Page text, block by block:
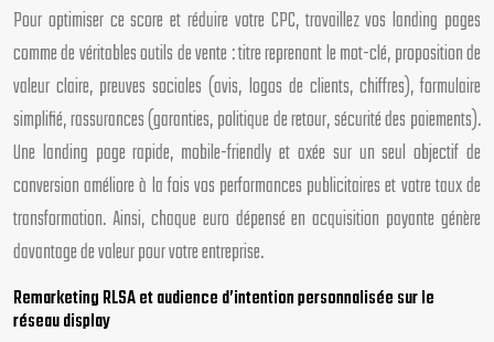
Pour optimiser ce score et réduire votre CPC, travaillez vos landing pages
comme de véritables outils de vente : titre reprenant le mot-clé, proposition de
valeur claire, preuves sociales (avis, logos de clients, chiffres), formulaire
simplifié, rassurances (garanties, politique de retour, sécurité des paiements).
Une landing page rapide, mobile-friendly et axée sur un seul objectif de
conversion améliore à la fois vos performances publicitaires et votre taux de
transformation. Ainsi, chaque euro dépensé en acquisition payante génère
davantage de valeur pour votre entreprise.
Remarketing RLSA et audience d’intention personnalisée sur le
réseau display